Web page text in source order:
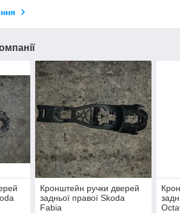
Кронштейн ручки дверей
задньої правої Skoda
Fabia